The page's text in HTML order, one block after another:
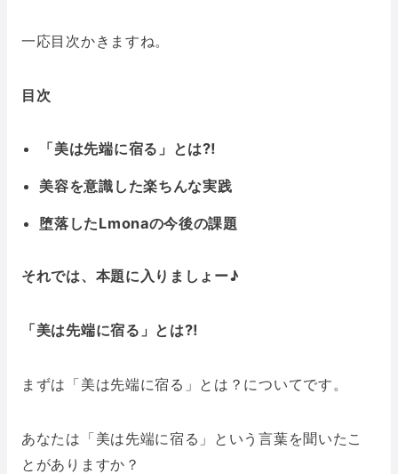
一応目次かきますね。
目次
「美は先端に宿る」とは⁈
美容を意識した楽ちんな実践
堕落したLmonaの今後の課題
それでは、本題に入りましょー♪
「美は先端に宿る」とは⁈
まずは「美は先端に宿る」とは？についてです。
あなたは「美は先端に宿る」という言葉を聞いたこ
とがありますか？